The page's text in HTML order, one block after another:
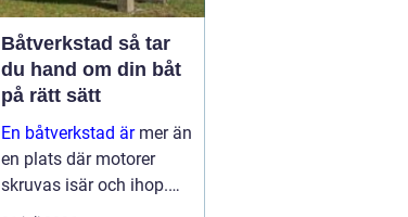
Båtverkstad så tar
du hand om din båt
på rätt sätt
En båtverkstad ärmer än
en plats där motorer
skruvas isär och ihop.
För många båtägare är